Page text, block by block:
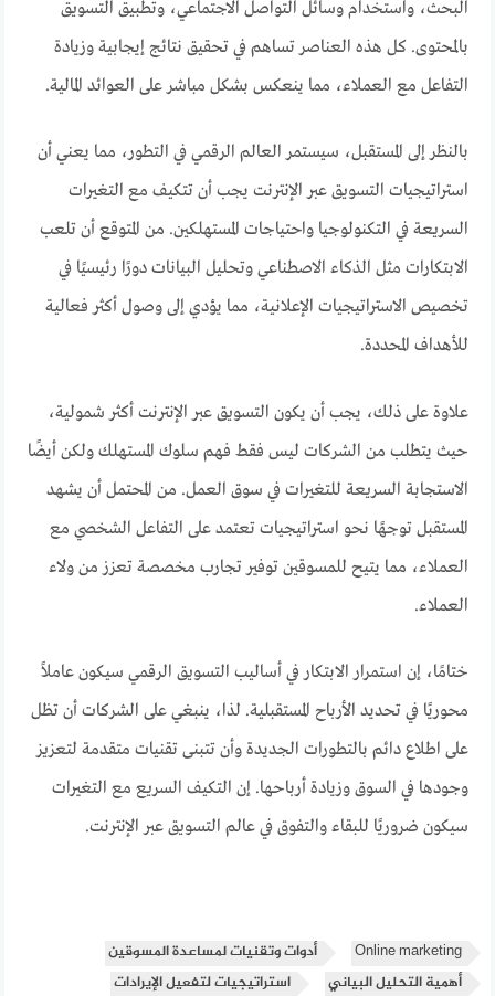
البحث، واستخدام وسائل التواصل الاجتماعي، وتطبيق التسويق
بالمحتوى. كل هذه العناصر تساهم في تحقيق نتائج إيجابية وزيادة
التفاعل مع العملاء، مما ينعكس بشكل مباشر على العوائد المالية.
بالنظر إلى المستقبل، سيستمر العالم الرقمي في التطور، مما يعني أن
استراتيجيات التسويق عبر الإنترنت يجب أن تتكيف مع التغيرات
السريعة في التكنولوجيا واحتياجات المستهلكين. من المتوقع أن تلعب
الابتكارات مثل الذكاء الاصطناعي وتحليل البيانات دورًا رئيسيًا في
تخصيص الاستراتيجيات الإعلانية، مما يؤدي إلى وصول أكثر فعالية
للأهداف المحددة.
علاوة على ذلك، يجب أن يكون التسويق عبر الإنترنت أكثر شمولية،
حيث يتطلب من الشركات ليس فقط فهم سلوك المستهلك ولكن أيضًا
الاستجابة السريعة للتغيرات في سوق العمل. من المحتمل أن يشهد
المستقبل توجهًا نحو استراتيجيات تعتمد على التفاعل الشخصي مع
العملاء، مما يتيح للمسوقين توفير تجارب مخصصة تعزز من ولاء
العملاء.
ختامًا، إن استمرار الابتكار في أساليب التسويق الرقمي سيكون عاملاً
محوريًا في تحديد الأرباح المستقبلية. لذا، ينبغي على الشركات أن تظل
على اطلاع دائم بالتطورات الجديدة وأن تتبنى تقنيات متقدمة لتعزيز
وجودها في السوق وزيادة أرباحها. إن التكيف السريع مع التغيرات
سيكون ضروريًا للبقاء والتفوق في عالم التسويق عبر الإنترنت.
Online marketing
أدوات وتقنيات لمساعدة المسوقين
أهمية التحليل البياني
استراتيجيات لتفعيل الإيرادات